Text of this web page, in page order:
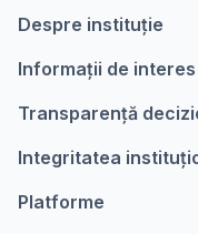
Despre instituție
Informații de
Transparență
Integritatea
Platforme